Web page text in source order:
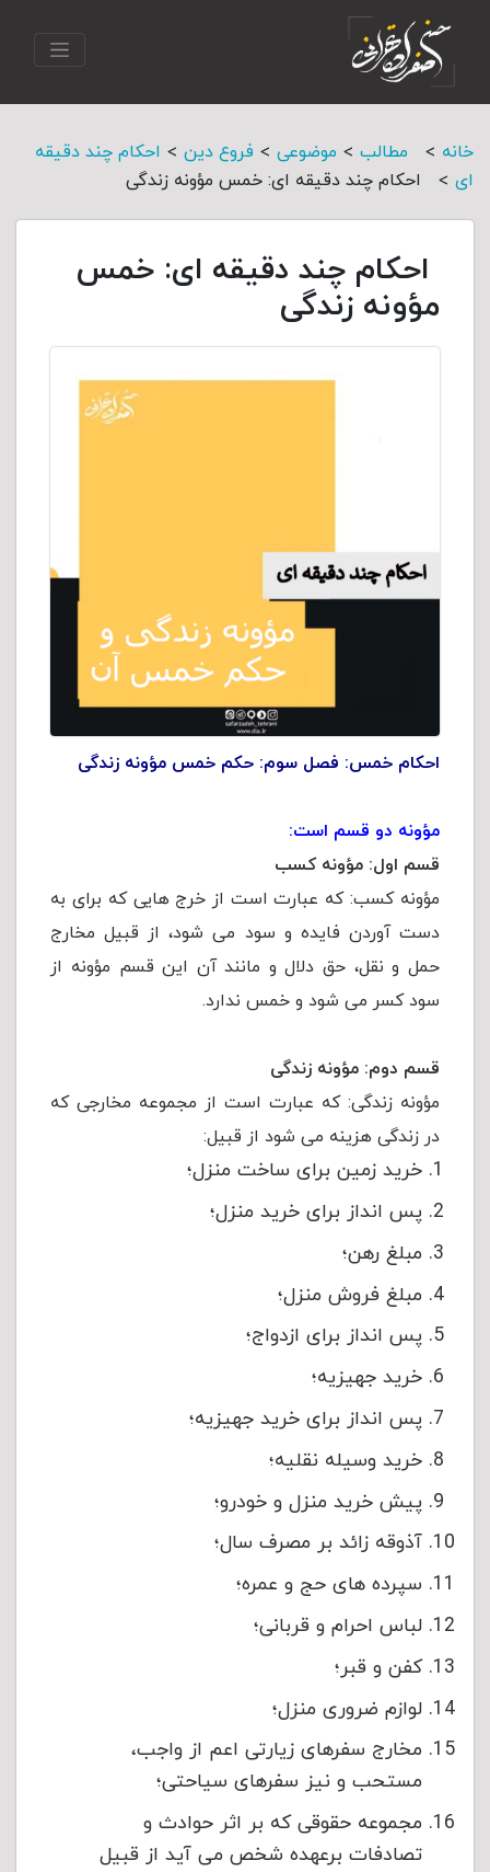
خانه > مطالب > موضوعی > فروع دین > احکام چند دقیقه
ای > احکام چند دقیقه ای: خمس مؤونه زندگی
احکام چند دقیقه ای: خمس
مؤونه زندگی
احکام خمس: فصل سوم: حکم خمس مؤونه زندگی
مؤونه دو قسم است:
قسم اول:مؤونه کسب
مؤونه کسب: که عبارت است از خرج هایی که برای به
دست آوردن فایده و سود می شود، از قبیل مخارج
حمل و نقل، حق دلال و مانند آن این قسم مؤونه از
سود کسر می شود و خمس ندارد.
قسم دوم: مؤونه زندگی
مؤونه زندگی: که عبارت است از مجموعه مخارجی که
در زندگی هزینه می شود از قبیل:
خرید زمین برای ساخت منزل؛
پس انداز برای خرید منزل؛
مبلغ رهن؛
مبلغ فروش منزل؛
پس انداز برای ازدواج؛
خرید جهیزیه؛
پس انداز برای خرید جهیزیه؛
خرید وسیله نقلیه؛
پیش خرید منزل و خودرو؛
آذوقه زائد بر مصرف سال؛
سپرده های حج و عمره؛
لباس احرام و قربانی؛
کفن و قبر؛
لوازم ضروری منزل؛
مخارج سفرهای زیارتی اعم از واجب،
مستحب و نیز سفرهای سیاحتی؛
مجموعه حقوقی که بر اثر حوادث و
تصادفات برعهده شخص می آید از قبیل